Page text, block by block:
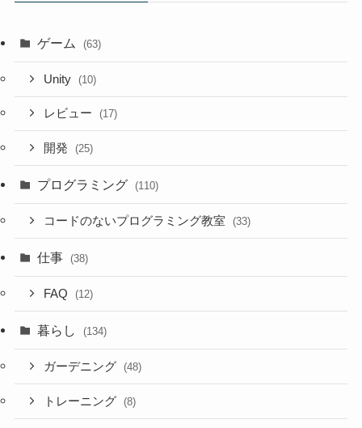
ゲーム (63)
Unity (10)
レビュー (17)
開発 (25)
プログラミング (110)
コードのないプログラミング教室 (33)
仕事 (38)
FAQ (12)
暮らし (134)
ガーデニング (48)
トレーニング (8)